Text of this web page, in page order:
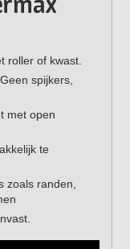
roller of kwast.
spijkers,
met open
te
zoals randen,